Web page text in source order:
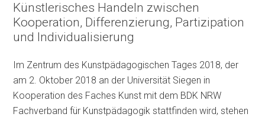
Künstlerisches Handeln zwischen
Kooperation, Differenzierung, Partizipation
und Individualisierung
Im Zentrum des Kunstpädagogischen Tages 2018, der
am 2. Oktober 2018 an der Universität Siegen in
Kooperation des Faches Kunst mit dem BDK NRW
Fachverband für Kunstpädagogik stattfinden wird, stehen